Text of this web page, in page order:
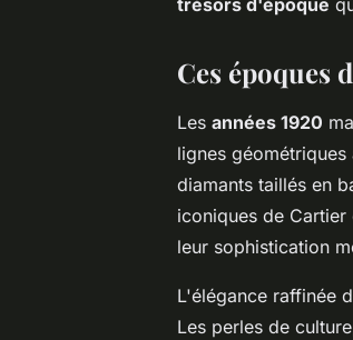
trésors d'époque
Ces époques
Les années 1920
lignes
diamants taillés en
iconiques de
leur sophistication
L'élégance raffinée
Les perles de